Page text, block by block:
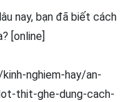
nay, bạn đã biết cách
[online]
nghiem-hay/an-
thit-ghe-dung-cach-